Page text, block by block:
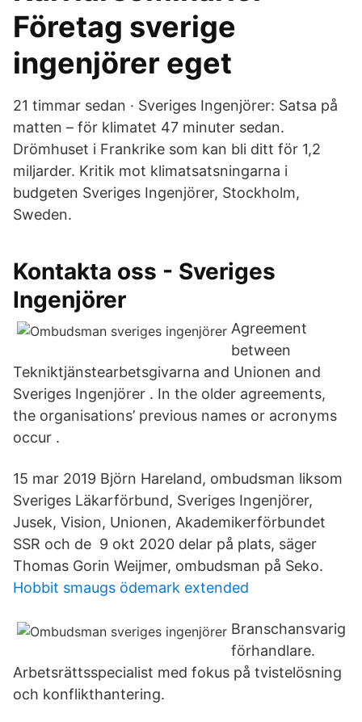
Företag sverige
ingenjörer eget
21 timmar sedan · Sveriges Ingenjörer: Satsa på
matten – för klimatet 47 minuter sedan.
Drömhuset i Frankrike som kan bli ditt för 1,2
miljarder. Kritik mot klimatsatsningarna i
budgeten Sveriges Ingenjörer, Stockholm,
Sweden.
Kontakta oss - Sveriges
Ingenjörer
Agreement
between
Tekniktjänstearbetsgivarna and Unionen and
Sveriges Ingenjörer . In the older agreements,
the organisations’ previous names or acronyms
occur .
15 mar 2019 Björn Hareland, ombudsman liksom
Sveriges Läkarförbund, Sveriges Ingenjörer,
Jusek, Vision, Unionen, Akademikerförbundet
SSR och de 9 okt 2020 delar på plats, säger
Thomas Gorin Weijmer, ombudsman på Seko.
Hobbit smaugs ödemark extended
Branschansvarig
förhandlare.
Arbetsrättsspecialist med fokus på tvistelösning
och konflikthantering.